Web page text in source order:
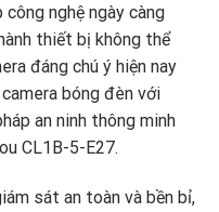
nghệ ngày càng
thiết bị không thể
đáng chú ý hiện nay
bóng đèn với
an ninh thông minh
CL1B-5-E27.
sát an toàn và bền bỉ,